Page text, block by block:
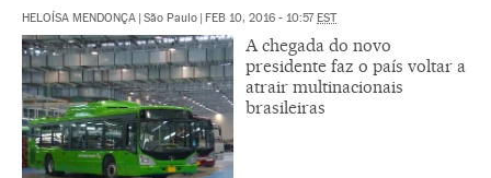
HELOÍSA MENDONÇA | São Paulo | FEB 10, 2016 - 10:57EST
A chegada do novo
presidente faz o país voltar a
atrair multinacionais
brasileiras